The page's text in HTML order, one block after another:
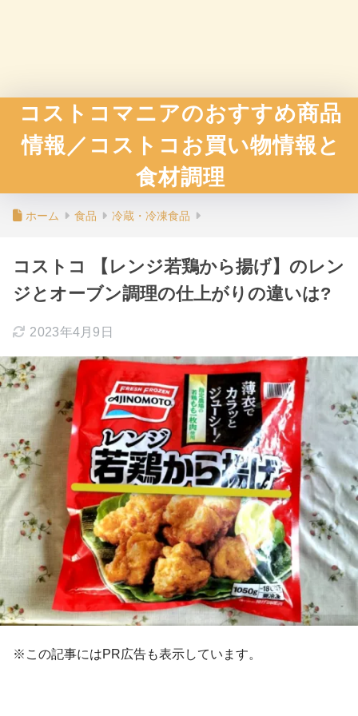
コストコマニアのおすすめ商品
情報／コストコお買い物情報と
食材調理
ホーム 食品 冷蔵・冷凍食品
コストコ 【レンジ若鶏から揚げ】のレン
ジとオーブン調理の仕上がりの違いは?
2023年4月9日
※この記事にはPR広告も表示しています。